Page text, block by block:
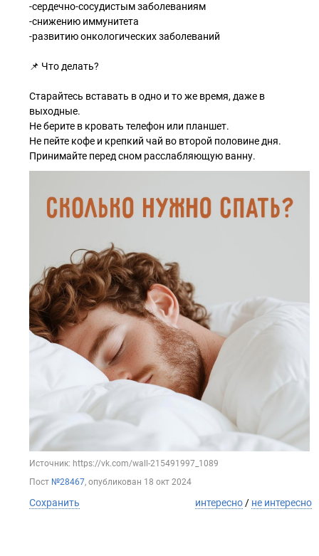
-сердечно-сосудистым заболеваниям
-снижению иммунитета
-развитию онкологических заболеваний
📌 Что делать?
Старайтесь вставать в одно и то же время, даже в
выходные.
Не берите в кровать телефон или планшет.
Не пейте кофе и крепкий чай во второй половине дня.
Принимайте перед сном расслабляющую ванну.
Источник: https://vk.com/wall-215491997_1089
Пост №28467, опубликован 18 окт 2024
Сохранить интересно / не интересно